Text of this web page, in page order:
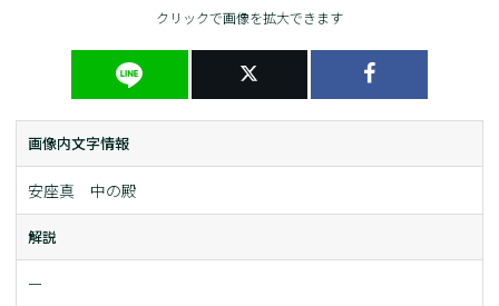
クリックで画像を拡大できます
画像内文字情報
安座真 中の殿
解説
ー